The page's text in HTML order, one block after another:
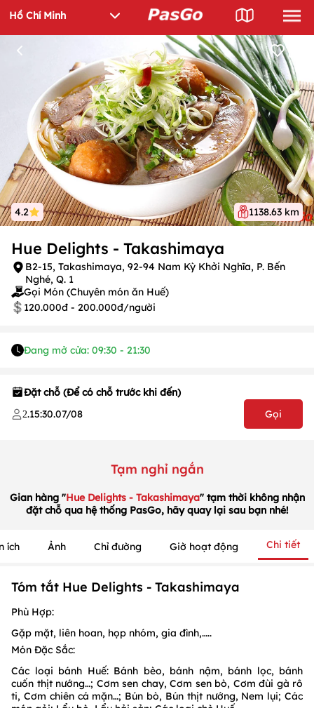
4.2 1138.63 km
Hue Delights - Takashimaya
B2-15, Takashimaya, 92-94 Nam Kỳ Khởi Nghĩa, P. Bến
Nghé, Q. 1
Gọi Món (Chuyên món ăn Huế)
120.000đ - 200.000đ/người
Đang mở cửa: 09:30 - 21:30
Đặt chỗ (Để có chỗ trước khi đến)
2.15:30.07/08 Gọi
Tạm nghỉ ngắn
Gian hàng "Hue Delights - Takashimaya" tạm thời không nhận
đặt chỗ qua hệ thống PasGo, hãy quay lại sau bạn nhé!
ích Ảnh Chỉ đường Giờ hoạt động Chi tiết
Tóm tắt Hue Delights - Takashimaya
Phù Hợp:
Gặp mặt, liên hoan, họp nhóm, gia đình,…..
Món Đặc Sắc:
Các loại bánh Huế: Bánh bèo, bánh nậm, bánh lọc, bánh
cuốn thịt nướng…; Cơm sen chay, Cơm sen bò, Cơm đùi gà rô
ti, Cơm chiên cá mặn…; Bún bò, Bún thịt nướng, Nem lụi; Các